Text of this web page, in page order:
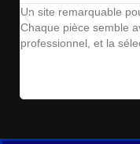
Un site remarquable
Chaque pièce semble
professionnel, et la